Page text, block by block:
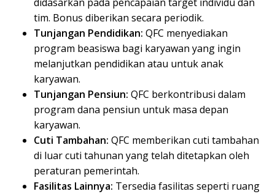
tim. Bonus diberikan secara periodik.
Tunjangan Pendidikan: QFC menyediakan
program beasiswa bagi karyawan yang ingin
melanjutkan pendidikan atau untuk anak
karyawan.
Tunjangan Pensiun: QFC berkontribusi dalam
program dana pensiun untuk masa depan
karyawan.
Cuti Tambahan: QFC memberikan cuti tambahan
di luar cuti tahunan yang telah ditetapkan oleh
peraturan pemerintah.
Fasilitas Lainnya: Tersedia fasilitas seperti ruang